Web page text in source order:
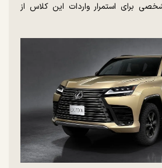
برای استمرار واردات این کلاس از